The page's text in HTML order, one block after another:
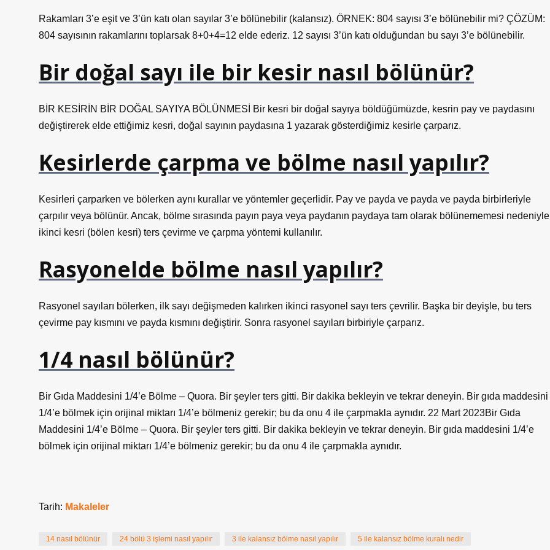
Rakamları 3’e eşit ve 3’ün katı olan sayılar 3’e bölünebilir (kalansız). ÖRNEK: 804 sayısı 3’e bölünebilir mi? ÇÖZÜM:
804 sayısının rakamlarını toplarsak 8+0+4=12 elde ederiz. 12 sayısı 3’ün katı olduğundan bu sayı 3’e bölünebilir.
Bir doğal sayı ile bir kesir nasıl bölünür?
BİR KESİRİN BİR DOĞAL SAYIYA BÖLÜNMESİ Bir kesri bir doğal sayıya böldüğümüzde, kesrin pay ve paydasını
değiştirerek elde ettiğimiz kesri, doğal sayının paydasına 1 yazarak gösterdiğimiz kesirle çarparız.
Kesirlerde çarpma ve bölme nasıl yapılır?
Kesirleri çarparken ve bölerken aynı kurallar ve yöntemler geçerlidir. Pay ve payda ve payda ve payda birbirleriyle
çarpılır veya bölünür. Ancak, bölme sırasında payın paya veya paydanın paydaya tam olarak bölünememesi
ikinci kesri (bölen kesri) ters çevirme ve çarpma yöntemi kullanılır.
Rasyonelde bölme nasıl yapılır?
Rasyonel sayıları bölerken, ilk sayı değişmeden kalırken ikinci rasyonel sayı ters çevrilir. Başka bir deyişle, bu ters
çevirme pay kısmını ve payda kısmını değiştirir. Sonra rasyonel sayıları birbiriyle çarparız.
1/4 nasıl bölünür?
Bir Gıda Maddesini 1/4’e Bölme – Quora. Bir şeyler ters gitti. Bir dakika bekleyin ve tekrar deneyin. Bir gıda maddesini
1/4’e bölmek için orijinal miktarı 1/4’e bölmeniz gerekir; bu da onu 4 ile çarpmakla aynıdır. 22 Mart 2023Bir Gıda
Maddesini 1/4’e Bölme – Quora. Bir şeyler ters gitti. Bir dakika bekleyin ve tekrar deneyin. Bir gıda maddesini 1/4’e
bölmek için orijinal miktarı 1/4’e bölmeniz gerekir; bu da onu 4 ile çarpmakla aynıdır.
Tarih: Makaleler
14 nasıl bölünür 24 bölü 3 işlemi nasıl yapılır 3 ile kalansız bölme nasıl yapılır 5 ile kalansız bölme kuralı nedir